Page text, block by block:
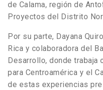
de Calama, región de
Proyectos del Distrito
Por su parte, Dayana
Rica y colaboradora del
Desarrollo, donde trabaja
para Centroamérica y el
de estas experiencias